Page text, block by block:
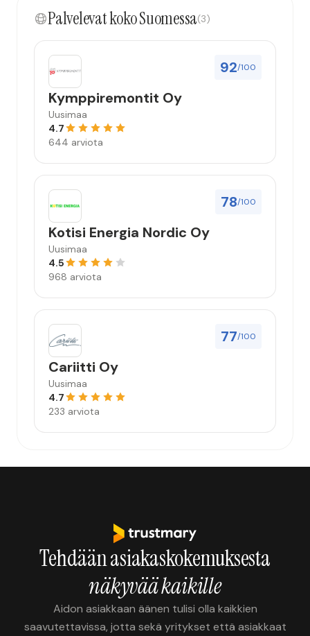
Palvelevat koko Suomessa(3)
92/100
Kymppiremontit Oy
Uusimaa
4.7
644 arviota
78/100
Kotisi Energia Nordic Oy
Uusimaa
4.5
968 arviota
77/100
Cariitti Oy
Uusimaa
4.7
233 arviota
Tehdään asiakaskokemuksesta
näkyvää kaikille
Aidon asiakkaan äänen tulisi olla kaikkien
saavutettavissa, jotta sekä yritykset että asiakkaat